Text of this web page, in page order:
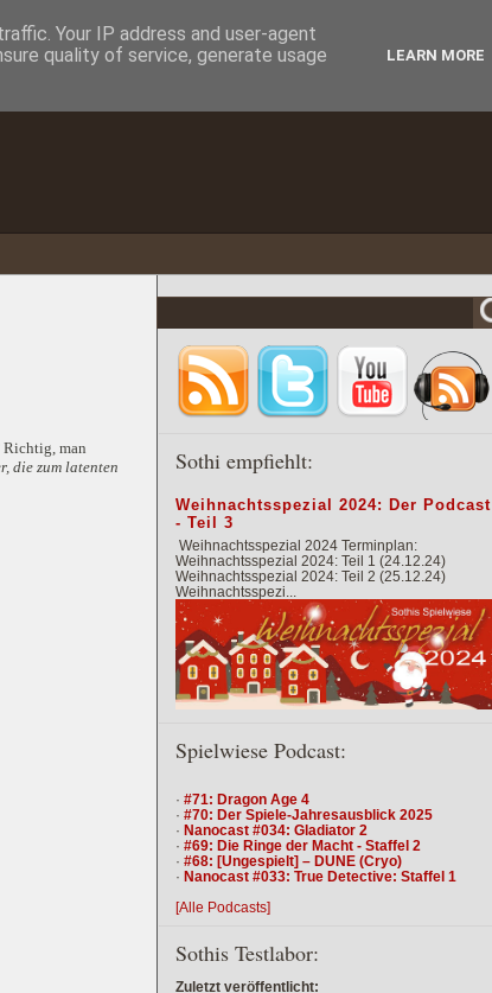
Richtig, man
die zum latenten
Sothi empfiehlt:
Weihnachtsspezial 2024: Der Podcast
- Teil 3
Weihnachtsspezial 2024 Terminplan:
Weihnachtsspezial 2024: Teil 1 (24.12.24)
Weihnachtsspezial 2024: Teil 2 (25.12.24)
Weihnachtsspezi...
Spielwiese Podcast:
· #71: Dragon Age 4
· #70: Der Spiele-Jahresausblick 2025
· Nanocast #034: Gladiator 2
· #69: Die Ringe der Macht - Staffel 2
· #68: [Ungespielt] – DUNE (Cryo)
· Nanocast #033: True Detective: Staffel 1
[Alle Podcasts]
Sothis Testlabor:
Zuletzt veröffentlicht:
Your IP address and user-agent
quality of service, generate usage
LEARN MORE